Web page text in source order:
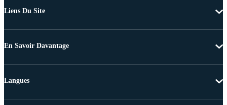
Liens Du Site
En Savoir Davantage
Langues